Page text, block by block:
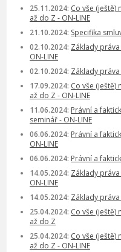
25.11.2024: Co vše (ještě)
až do Z - ON-LINE
21.10.2024: Specifika
02.10.2024: Základy
ON-LINE
02.10.2024: Základy
17.09.2024: Co vše (ještě)
až do Z - ON-LINE
11.06.2024: Právní a
seminář - ON-LINE
06.06.2024: Právní a
ON-LINE
06.06.2024: Právní a
14.05.2024: Základy
ON-LINE
14.05.2024: Základy
25.04.2024: Co vše (ještě)
až do Z
25.04.2024: Co vše (ještě)
až do Z - ON-LINE